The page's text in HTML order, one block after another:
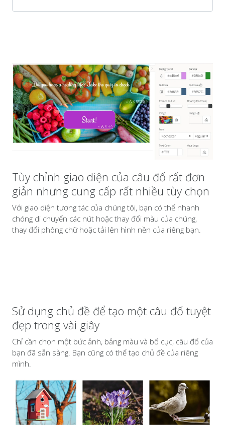
Tùy chỉnh giao diện của câu đố rất đơn
giản nhưng cung cấp rất nhiều tùy chọn
Với giao diện tương tác của chúng tôi, bạn có thể nhanh
chóng di chuyển các nút hoặc thay đổi màu của chúng,
thay đổi phông chữ hoặc tải lên hình nền của riêng bạn.
Sử dụng chủ đề để tạo một câu đố tuyệt
đẹp trong vài giây
Chỉ cần chọn một bức ảnh, bảng màu và bố cục, câu đố của
bạn đã sẵn sàng. Bạn cũng có thể tạo chủ đề của riêng
mình.